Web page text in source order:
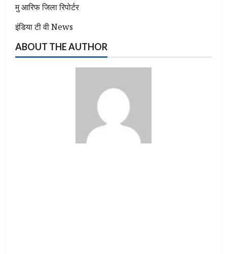
मु आरिफ जिला रिपोर्टर
इंडिया टी वी News
ABOUT THE AUTHOR